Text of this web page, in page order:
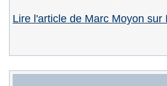
Lire l'article de Marc Moyon